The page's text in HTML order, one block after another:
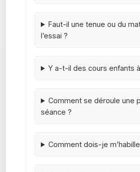
Faut-il une tenue ou du
l’essai ?
Y a-t-il des cours enfants
Comment se déroule une
séance ?
Comment dois-je